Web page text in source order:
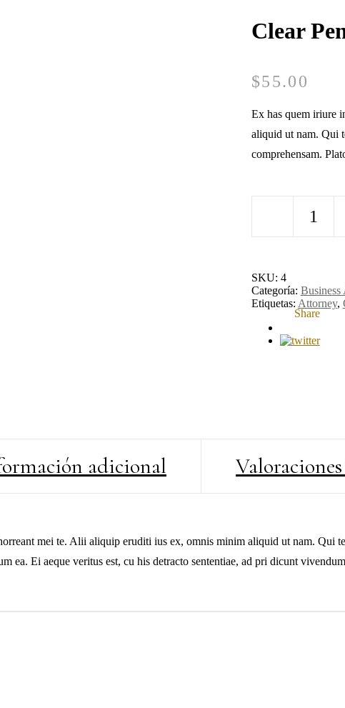
Clear
$55.00
Ex has quem iriure
aliquid ut nam. Qui
comprehensam.
SKU: 4
Categoría: Business
Etiquetas: Attorney,
Share
adicional
mei te. Alii aliquip eruditi ius ex, omnis minim aliquid ut nam. Qui
ea. Ei aeque veritus est, cu his detracto sententiae, ad pri dicunt